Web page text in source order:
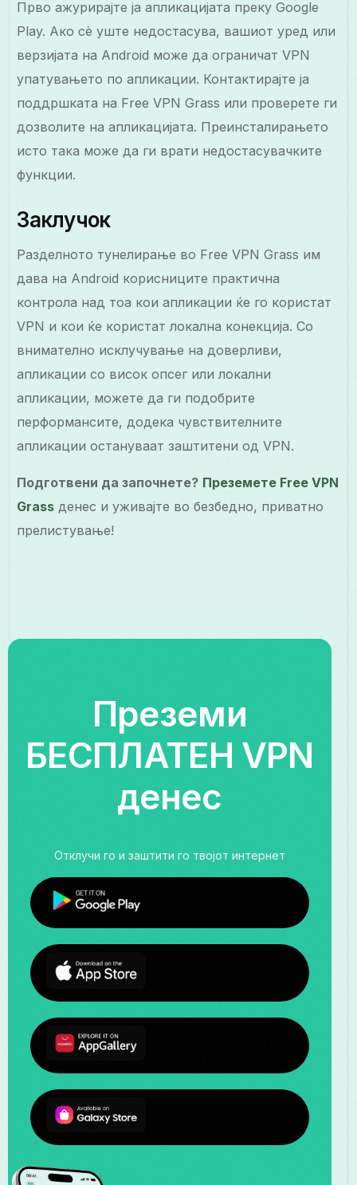
Прво ажурирајте ја апликацијата преку Google
Play. Ако сè уште недостасува, вашиот уред или
верзијата на Android може да ограничат VPN
упатувањето по апликации. Контактирајте ја
поддршката на Free VPN Grass или проверете ги
дозволите на апликацијата. Преинсталирањето
исто така може да ги врати недостасувачките
функции.
Заклучок
Разделното тунелирање во Free VPN Grass им
дава на Android корисниците практична
контрола над тоа кои апликации ќе го користат
VPN и кои ќе користат локална конекција. Со
внимателно исклучување на доверливи,
апликации со висок опсег или локални
апликации, можете да ги подобрите
перформансите, додека чувствителните
апликации остануваат заштитени од VPN.
Подготвени да започнете? Преземете Free VPN
Grass денес и уживајте во безбедно, приватно
прелистување!
Преземи
БЕСПЛАТЕН VPN
денес
Отклучи го и заштити го твојот интернет